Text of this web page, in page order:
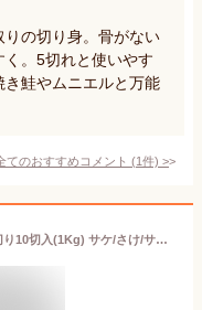
りの切り身。骨がない
。5切れと使いやす
鮭やムニエルと万能
てのおすすめコメント (1件) >
【北海道オホーツク海】-徳用-生鮭厚切り10切入(1Kg) サケ/さけ/サーモン【 お歳暮 御歳暮 冬 ギフト 】【楽ギフ_のし宛書】